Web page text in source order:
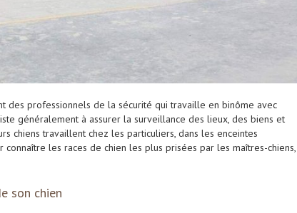
des professionnels de la sécurité qui travaille en binôme avec
généralement à assurer la surveillance des lieux, des biens et
chiens travaillent chez les particuliers, dans les enceintes
connaître les races de chien les plus prisées par les maîtres-chiens,
son chien